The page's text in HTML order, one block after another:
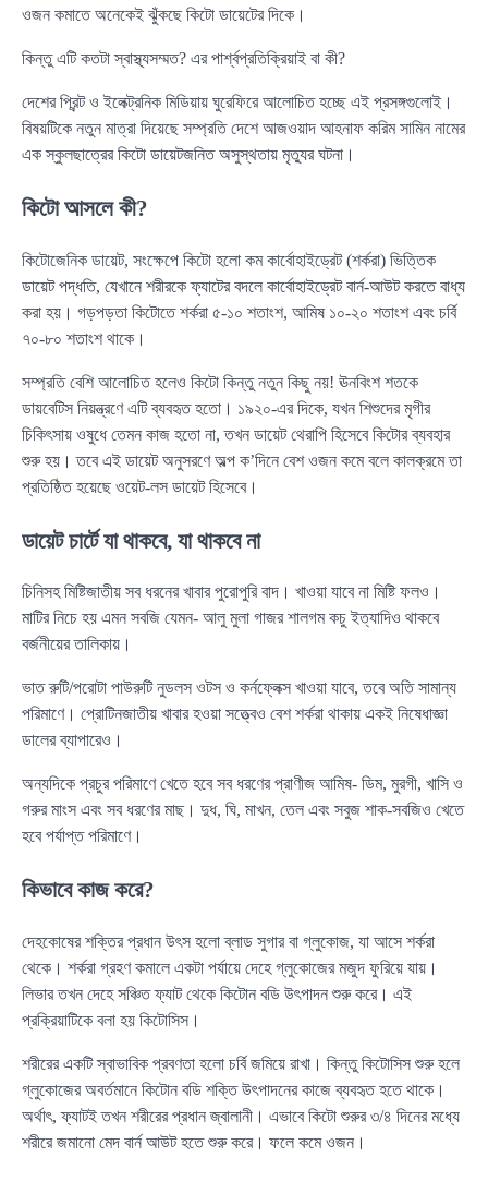
ওজন কমাতে অনেকেই ঝুঁকছে কিটো ডায়েটের দিকে।
কিন্তু এটি কতটা স্বাস্থ্যসম্মত? এর পার্শ্বপ্রতিক্রিয়াই বা কী?
দেশের প্রিন্ট ও ইলেক্ট্রনিক মিডিয়ায় ঘুরেফিরে আলোচিত হচ্ছে এই প্রসঙ্গগুলোই।
বিষয়টিকে নতুন মাত্রা দিয়েছে সম্প্রতি দেশে আজওয়াদ আহনাফ করিম সামিন নামের
এক স্কুলছাত্রের কিটো ডায়েটজনিত অসুস্থতায় মৃত্যুর ঘটনা।
কিটো আসলে কী?
কিটোজেনিক ডায়েট, সংক্ষেপে কিটো হলো কম কার্বোহাইড্রেট (শর্করা) ভিত্তিক
ডায়েট পদ্ধতি, যেখানে শরীরকে ফ্যাটের বদলে কার্বোহাইড্রেট বার্ন-আউট করতে বাধ্য
করা হয়। গড়পড়তা কিটোতে শর্করা ৫-১০ শতাংশ, আমিষ ১০-২০ শতাংশ এবং চর্বি
৭০-৮০ শতাংশ থাকে।
সম্প্রতি বেশি আলোচিত হলেও কিটো কিন্তু নতুন কিছু নয়! ঊনবিংশ শতকে
ডায়বেটিস নিয়ন্ত্রণে এটি ব্যবহৃত হতো। ১৯২০-এর দিকে, যখন শিশুদের মৃগীর
চিকিৎসায় ওষুধে তেমন কাজ হতো না, তখন ডায়েট থেরাপি হিসেবে কিটোর ব্যবহার
শুরু হয়। তবে এই ডায়েট অনুসরণে অল্প ক’দিনে বেশ ওজন কমে বলে কালক্রমে তা
প্রতিষ্ঠিত হয়েছে ওয়েট-লস ডায়েট হিসেবে।
ডায়েট চার্টে যা থাকবে, যা থাকবে না
চিনিসহ মিষ্টিজাতীয় সব ধরনের খাবার পুরোপুরি বাদ। খাওয়া যাবে না মিষ্টি ফলও।
মাটির নিচে হয় এমন সবজি যেমন- আলু মুলা গাজর শালগম কচু ইত্যাদিও থাকবে
বর্জনীয়ের তালিকায়।
ভাত রুটি/পরোটা পাউরুটি নুডলস ওটস ও কর্নফ্লেক্স খাওয়া যাবে, তবে অতি সামান্য
পরিমাণে। প্রোটিনজাতীয় খাবার হওয়া সত্ত্বেও বেশ শর্করা থাকায় একই নিষেধাজ্ঞা
ডালের ব্যাপারেও।
অন্যদিকে প্রচুর পরিমাণে খেতে হবে সব ধরণের প্রাণীজ আমিষ- ডিম, মুরগী, খাসি ও
গরুর মাংস এবং সব ধরণের মাছ। দুধ, ঘি, মাখন, তেল এবং সবুজ শাক-সবজিও খেতে
হবে পর্যাপ্ত পরিমাণে।
কিভাবে কাজ করে?
দেহকোষের শক্তির প্রধান উৎস হলো ব্লাড সুগার বা গ্লুকোজ, যা আসে শর্করা
থেকে। শর্করা গ্রহণ কমালে একটা পর্যায়ে দেহে গ্লুকোজের মজুদ ফুরিয়ে যায়।
লিভার তখন দেহে সঞ্চিত ফ্যাট থেকে কিটোন বডি উৎপাদন শুরু করে। এই
প্রক্রিয়াটিকে বলা হয় কিটোসিস।
শরীরের একটি স্বাভাবিক প্রবণতা হলো চর্বি জমিয়ে রাখা। কিন্তু কিটোসিস শুরু হলে
গ্লুকোজের অবর্তমানে কিটোন বডি শক্তি উৎপাদনের কাজে ব্যবহৃত হতে থাকে।
অর্থাৎ, ফ্যাটই তখন শরীরের প্রধান জ্বালানী। এভাবে কিটো শুরুর ৩/৪ দিনের মধ্যে
শরীরে জমানো মেদ বার্ন আউট হতে শুরু করে। ফলে কমে ওজন।